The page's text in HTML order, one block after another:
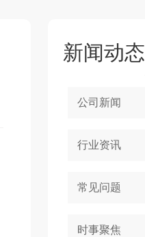
新闻动态
公司新闻
行业资讯
常见问题
时事聚焦